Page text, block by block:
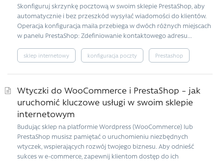
Skonfiguruj skrzynkę pocztową w swoim sklepie PrestaShop, aby
automatycznie i bez przeszkód wysyłać wiadomości do klientów.
Operacja konfiguracja maila przebiega w dwóch różnych miejscach
w panelu PrestaShop: Zdefiniowanie kontaktowego adresu...
sklep internetowy konfiguracja poczty Prestashop
Wtyczki do WooCommerce i PrestaShop – jak
uruchomić kluczowe usługi w swoim sklepie
internetowym
Budując sklep na platformie Wordpress (WooCommerce) lub
PrestaShop musisz pamiętać o uruchomieniu niezbędnych
wtyczek, wspierających rozwój twojego biznesu. Aby odnieść
sukces w e-commerce, zapewnij klientom dostęp do ich